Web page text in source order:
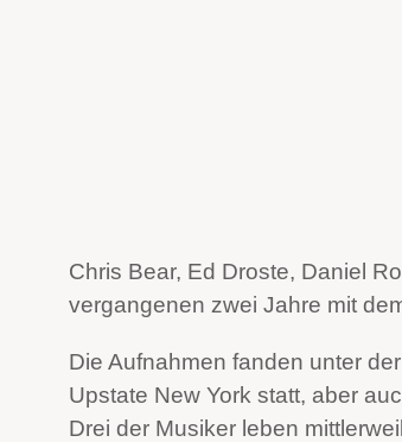
Chris Bear, Ed Droste, Daniel
vergangenen zwei Jahre mit
Die Aufnahmen fanden unter
Upstate New York statt, aber
Drei der Musiker leben